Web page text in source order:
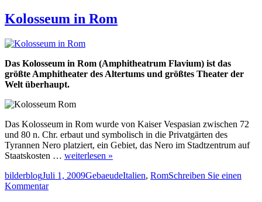
Kolosseum in Rom
Das Kolosseum in Rom (Amphitheatrum Flavium) ist das
größte Amphitheater des Altertums und größtes Theater der
Welt überhaupt.
Das Kolosseum in Rom wurde von Kaiser Vespasian zwischen 72
und 80 n. Chr. erbaut und symbolisch in die Privatgärten des
Tyrannen Nero platziert, ein Gebiet, das Nero im Stadtzentrum auf
Staatskosten … weiterlesen »
Autor
bilderblogVeröffentlicht
am
Juli 1, 2009Kategorien
GebaeudeSchlagwörter
Italien, RomSchreiben Sie einen
Kommentarzu